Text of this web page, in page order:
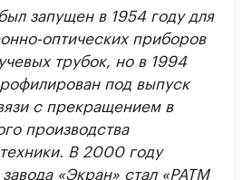
запущен в 1954 году для
оптических приборов
трубок, но в 1994
под выпуск
с прекращением в
производства
В 2000 году
«Экран» стал «РАТМ